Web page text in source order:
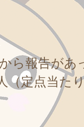
ら報告があ
（定点当た